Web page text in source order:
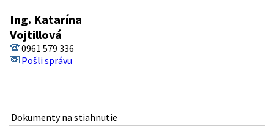
Ing. Katarína
Vojtillová
0961 579 336
Pošli správu
Dokumenty na stiahnutie